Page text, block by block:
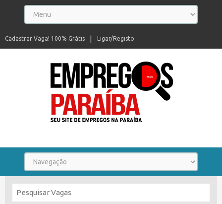
Ligar/Registo
Cadastrar Vaga! 100% Grátis